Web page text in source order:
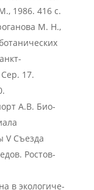
1986. 416 с.
М. Н.,
17.
А.В. Био-
V Съезда
Ростов-
в экологиче-